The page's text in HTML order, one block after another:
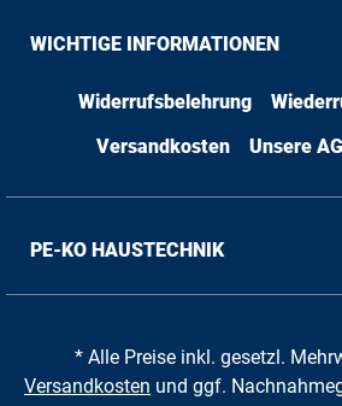
WICHTIGE INFORMATIONEN
Widerrufsbelehrung
Versandkosten
Unsere
PE-KO HAUSTECHNIK
* Alle Preise inkl. gesetzl.
Versandkosten und ggf.